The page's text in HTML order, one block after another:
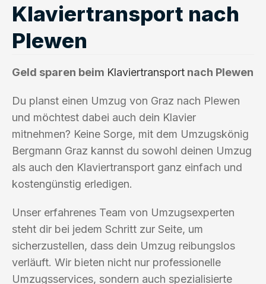
Klaviertransport nach
Plewen
Geld sparen beim Klaviertransport nach Plewen
Du planst einen Umzug von Graz nach Plewen
und möchtest dabei auch dein Klavier
mitnehmen? Keine Sorge, mit dem Umzugskönig
Bergmann Graz kannst du sowohl deinen Umzug
als auch den Klaviertransport ganz einfach und
kostengünstig erledigen.
Unser erfahrenes Team von Umzugsexperten
steht dir bei jedem Schritt zur Seite, um
sicherzustellen, dass dein Umzug reibungslos
verläuft. Wir bieten nicht nur professionelle
Umzugsservices, sondern auch spezialisierte